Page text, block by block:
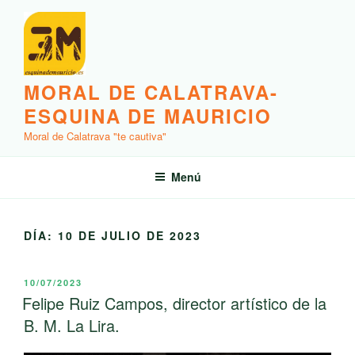
contenido
MORAL DE CALATRAVA-
ESQUINA DE MAURICIO
Moral de Calatrava "te cautiva"
Menú
DÍA: 10 DE JULIO DE 2023
PUBLICADO
EL
10/07/2023
Felipe Ruiz Campos, director artístico de la
B. M. La Lira.